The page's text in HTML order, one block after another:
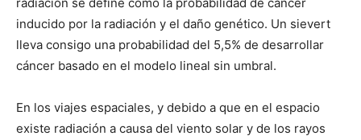
inducido por la radiación y el daño genético. Un sievert
lleva consigo una probabilidad del 5,5% de desarrollar
cáncer basado en el modelo lineal sin umbral.
En los viajes espaciales, y debido a que en el espacio
existe radiación a causa del viento solar y de los rayos